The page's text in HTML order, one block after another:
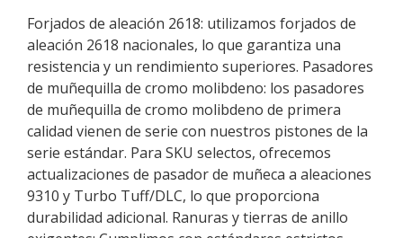
Forjados de aleación 2618: utilizamos forjados de
aleación 2618 nacionales, lo que garantiza una
resistencia y un rendimiento superiores. Pasadores
de muñequilla de cromo molibdeno: los pasadores
de muñequilla de cromo molibdeno de primera
calidad vienen de serie con nuestros pistones de la
serie estándar. Para SKU selectos, ofrecemos
actualizaciones de pasador de muñeca a aleaciones
9310 y Turbo Tuff/DLC, lo que proporciona
durabilidad adicional. Ranuras y tierras de anillo